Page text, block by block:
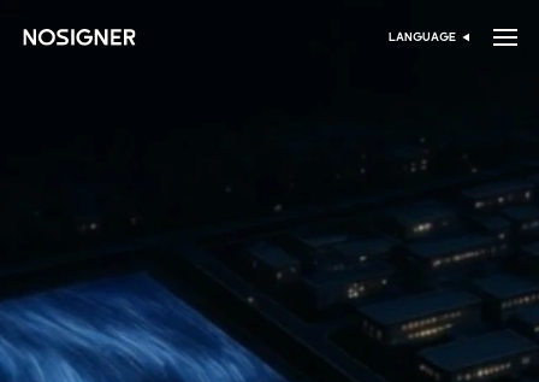
דף הבית בחר שפה
LANGUAGE